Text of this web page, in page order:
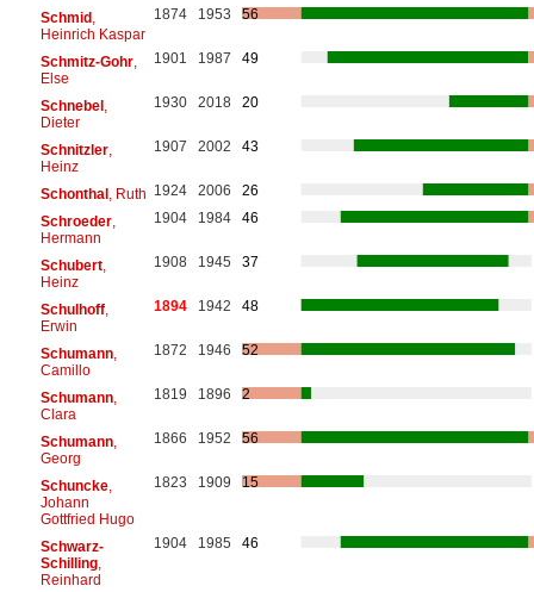
Schmid ,
Heinrich Kaspar
1874 1953 56
Schmitz-Gohr,
Else
1901 1987 49
Schnebel ,
Dieter
1930 2018 20
Schnitzler,
Heinz
1907 2002 43
Schonthal , Ruth 1924 2006
26
Schroeder,
Hermann
1904 1984 46
Schubert,
Heinz
1908 1945 37
Schulhoff,
Erwin
1894 1942 48
Schumann,
Camillo
1872 1946 52
Schumann,
Clara
1819 1896 2
Schumann,
Georg
1866 1952 56
Schuncke,
Johann
Gottfried Hugo
1823 1909 15
Schwarz-
Schilling,
Reinhard
1904 1985 46